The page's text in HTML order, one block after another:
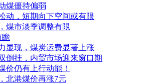
煤僵持偏弱
动，短期向下空间或有限
煤市淡季调整有限
瞻
显现，煤炭运费显著上涨
倒挂，内贸市场迎来窗口期
价仍有上行动能！
北港煤价再涨7元